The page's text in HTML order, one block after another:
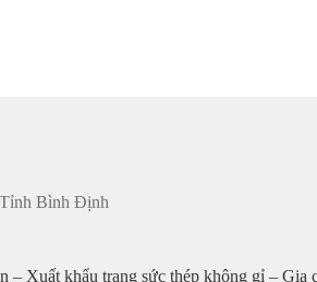
Bình Định
Xuất khẩu trang sức thép không gỉ – Gia